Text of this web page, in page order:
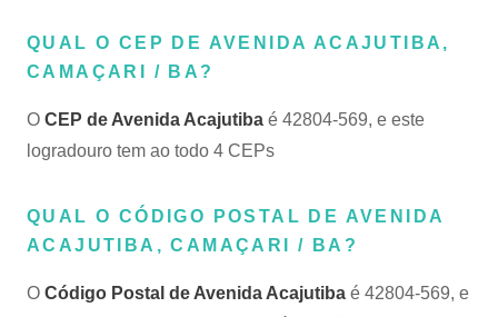
QUAL O CEP DE AVENIDA ACAJUTIBA,
CAMAÇARI / BA?
O CEP de Avenida Acajutiba é 42804-569, e este
logradouro tem ao todo 4 CEPs
QUAL O CÓDIGO POSTAL DE AVENIDA
ACAJUTIBA, CAMAÇARI / BA?
O Código Postal de Avenida Acajutiba é 42804-569, e